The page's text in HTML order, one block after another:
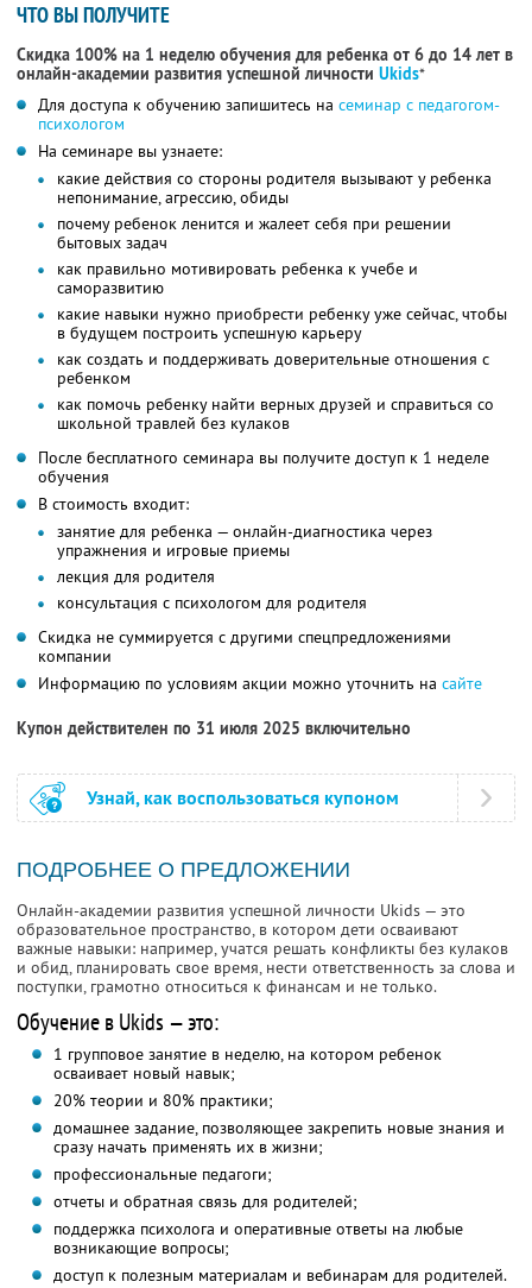
ЧТО ВЫ ПОЛУЧИТЕ
Скидка 100% на 1 неделю обучения для ребенка от 6 до 14 лет в
онлайн-академии развития успешной личности Ukids*
Для доступа к обучению запишитесь на семинар с педагогом-
психологом
На семинаре вы узнаете:
какие действия со стороны родителя вызывают у ребенка
непонимание, агрессию, обиды
почему ребенок ленится и жалеет себя при решении
бытовых задач
как правильно мотивировать ребенка к учебе и
саморазвитию
какие навыки нужно приобрести ребенку уже сейчас, чтобы
в будущем построить успешную карьеру
как создать и поддерживать доверительные отношения с
ребенком
как помочь ребенку найти верных друзей и справиться со
школьной травлей без кулаков
После бесплатного семинара вы получите доступ к 1 неделе
обучения
В стоимость входит:
занятие для ребенка — онлайн-диагностика через
упражнения и игровые приемы
лекция для родителя
консультация с психологом для родителя
Скидка не суммируется с другими спецпредложениями
компании
Информацию по условиям акции можно уточнить на сайте
Купон действителен по 31 июля 2025 включительно
Узнай, как воспользоваться купоном
ПОДРОБНЕЕ О ПРЕДЛОЖЕНИИ
Онлайн-академии развития успешной личности Ukids — это
образовательное пространство, в котором дети осваивают
важные навыки: например, учатся решать конфликты без кулаков
и обид, планировать свое время, нести ответственность за слова и
поступки, грамотно относиться к финансам и не только.
Обучение в Ukids — это:
1 групповое занятие в неделю, на котором ребенок
осваивает новый навык;
20% теории и 80% практики;
домашнее задание, позволяющее закрепить новые знания и
сразу начать применять их в жизни;
профессиональные педагоги;
отчеты и обратная связь для родителей;
поддержка психолога и оперативные ответы на любые
возникающие вопросы;
доступ к полезным материалам и вебинарам для родителей.